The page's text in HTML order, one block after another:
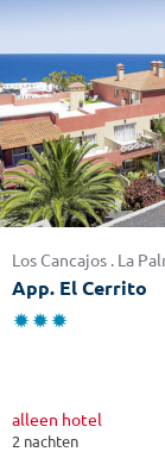
Los Cancajos . La
App. El Cerrito
alleen hotel
2 nachten